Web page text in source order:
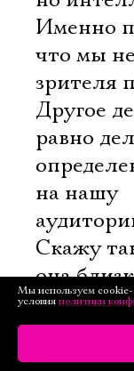
Именно
что мы
зрителя
Другое
равно
на нашу
Скажу
она
ходит в
и совсем
что
Мы используем cookie-
условия политики